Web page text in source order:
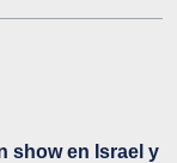
show en Israel y